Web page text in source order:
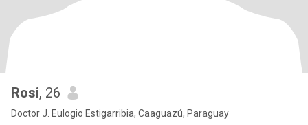
Rosi, 26
Doctor J. Eulogio Estigarribia, Caaguazú, Paraguay